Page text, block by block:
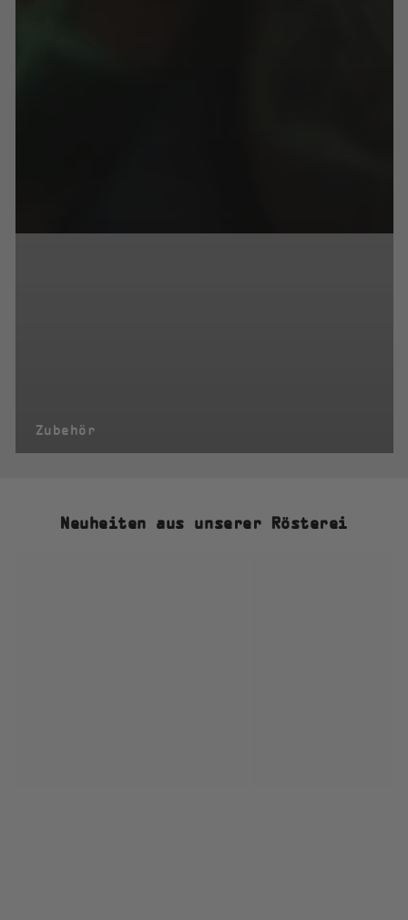
Zubehör
Neuheiten aus unserer Rösterei